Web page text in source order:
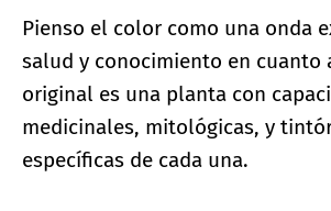
Pienso el color como una onda
salud y conocimiento en cuanto
original es una planta con
medicinales, mitológicas, y
específicas de cada una.